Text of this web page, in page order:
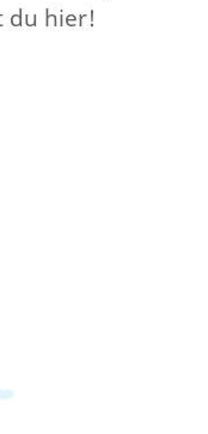
du hier!